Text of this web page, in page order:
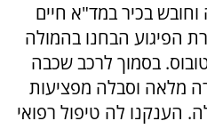
בכיר במד"א חיים
הפיגוע הבחנו בהמולה
בסמוך לרכב שכבה
בהכרה מלאה וסבלה מפציעות
הענקנו לה טיפול רפואי